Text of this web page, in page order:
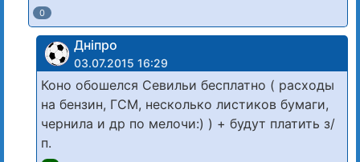
0
Дніпро
03.07.2015 16:29
Коно обошелся Севильи бесплатно ( расходы
на бензин, ГСМ, несколько листиков бумаги,
чернила и др по мелочи:) ) + будут платить з/
п.